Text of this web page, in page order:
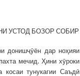
УСТОД БОЗОР СОБИР
донишҷӯён дар ноҳияи
мечид. Ҳини хӯроки
тунукагии Саъдӣ